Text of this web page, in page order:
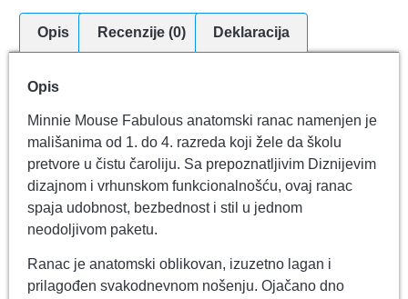
Opis Recenzije (0) Deklaracija
Opis
Minnie Mouse Fabulous anatomski ranac namenjen je
mališanima od 1. do 4. razreda koji žele da školu
pretvore u čistu čaroliju. Sa prepoznatljivim Diznijevim
dizajnom i vrhunskom funkcionalnošću, ovaj ranac
spaja udobnost, bezbednost i stil u jednom
neodoljivom paketu.
Ranac je anatomski oblikovan, izuzetno lagan i
prilagođen svakodnevnom nošenju. Ojačano dno